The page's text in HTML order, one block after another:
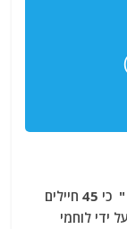
אותו מקור מסר לרשת הטלוויזיה " רוסיה היום " כי 45 חיילים
על ידי לוחמי